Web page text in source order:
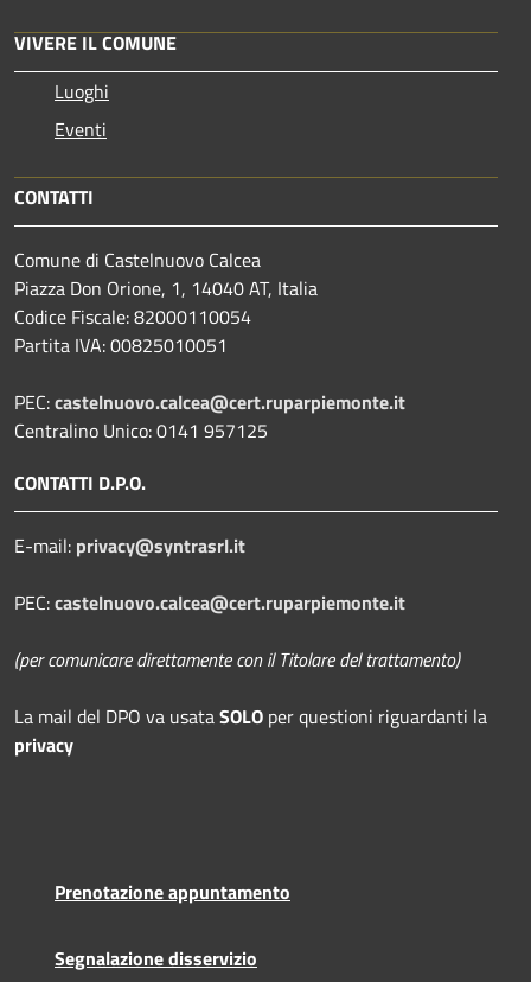
VIVERE IL COMUNE
Luoghi
Eventi
CONTATTI
Comune di Castelnuovo Calcea
Piazza Don Orione, 1, 14040 AT, Italia
Codice Fiscale: 82000110054
Partita IVA: 00825010051
PEC:castelnuovo.calcea@cert.ruparpiemonte.it
Centralino Unico: 0141 957125
CONTATTI D.P.O.
E-mail: privacy@syntrasrl.it
PEC:castelnuovo.calcea@cert.ruparpiemonte.it
(per comunicare direttamente con il Titolare del trattamento)
La mail del DPO va usataSOLO per questioni riguardanti la
privacy
Prenotazione appuntamento
Segnalazione disservizio